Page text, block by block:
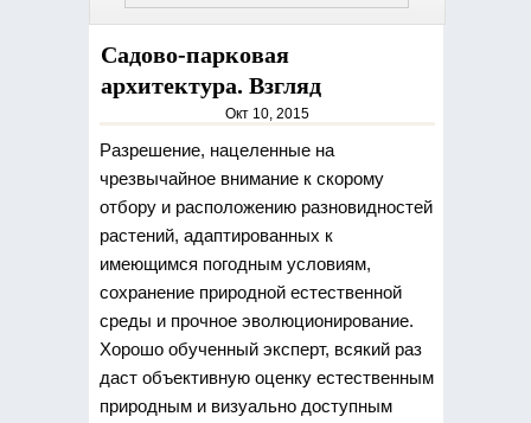
Садово-парковая
архитектура. Взгляд
Окт 10, 2015
Разрешение, нацеленные на
чрезвычайное внимание к скорому
отбору и расположению разновидностей
растений, адаптированных к
имеющимся погодным условиям,
сохранение природной естественной
среды и прочное эволюционирование.
Хорошо обученный эксперт, всякий раз
даст объективную оценку естественным
природным и визуально доступным